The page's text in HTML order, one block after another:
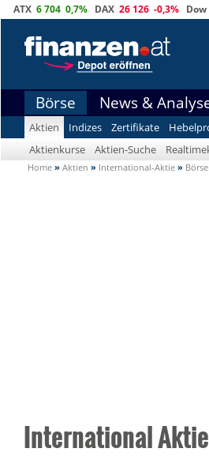
ATX 6 704 0,7% DAX 26 126 -0,3% Dow
Börse News &
Aktien Indizes Zertifikate
Aktienkurse
Aktien-Suche
Home » Aktien » International-Aktie »
International Aktie